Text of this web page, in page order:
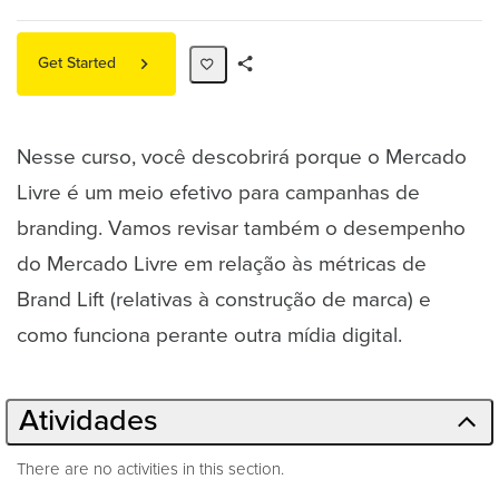
Get Started
Nesse curso, você descobrirá porque o Mercado
Livre é um meio efetivo para campanhas de
branding. Vamos revisar também o desempenho
do Mercado Livre em relação às métricas de
Brand Lift (relativas à construção de marca) e
como funciona perante outra mídia digital.
Atividades
There are no activities in this section.